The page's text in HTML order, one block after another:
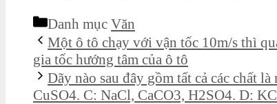
Danh mục Văn
Một ô tô chạy với vận tốc 10m/s thì
gia tốc hướng tâm của ô tô
Dãy nào sau đây gồm tất cả các chất
CuSO4. C: NaCl, CaCO3, H2SO4. D: